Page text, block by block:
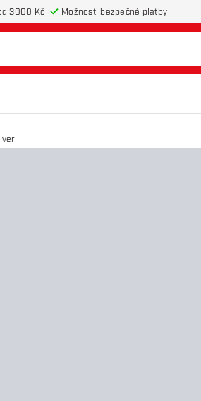
3000 Kč Možnosti bezpečné platby
Silver